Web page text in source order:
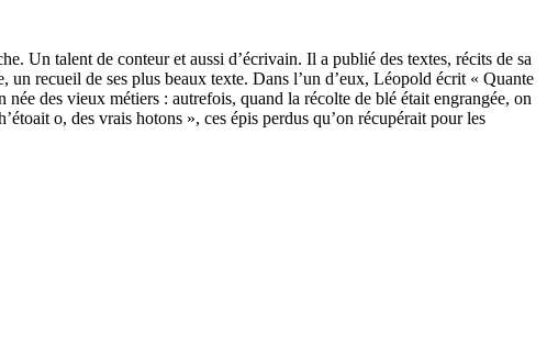
Un talent de conteur et aussi d’écrivain. Il a publié des textes, récits de sa
recueil de ses plus beaux texte. Dans l’un d’eux, Léopold écrit « Quante
des vieux métiers : autrefois, quand la récolte de blé était engrangée, on
o, des vrais hotons », ces épis perdus qu’on récupérait pour les